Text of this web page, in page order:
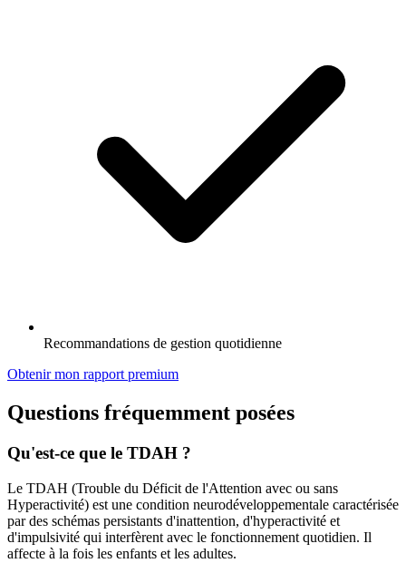
Recommandations de gestion quotidienne
Obtenir mon rapport premium
Questions fréquemment posées
Qu'est-ce que le TDAH ?
Le TDAH (Trouble du Déficit de l'Attention avec ou sans
Hyperactivité) est une condition neurodéveloppementale caractérisée
par des schémas persistants d'inattention, d'hyperactivité et
d'impulsivité qui interfèrent avec le fonctionnement quotidien. Il
affecte à la fois les enfants et les adultes.